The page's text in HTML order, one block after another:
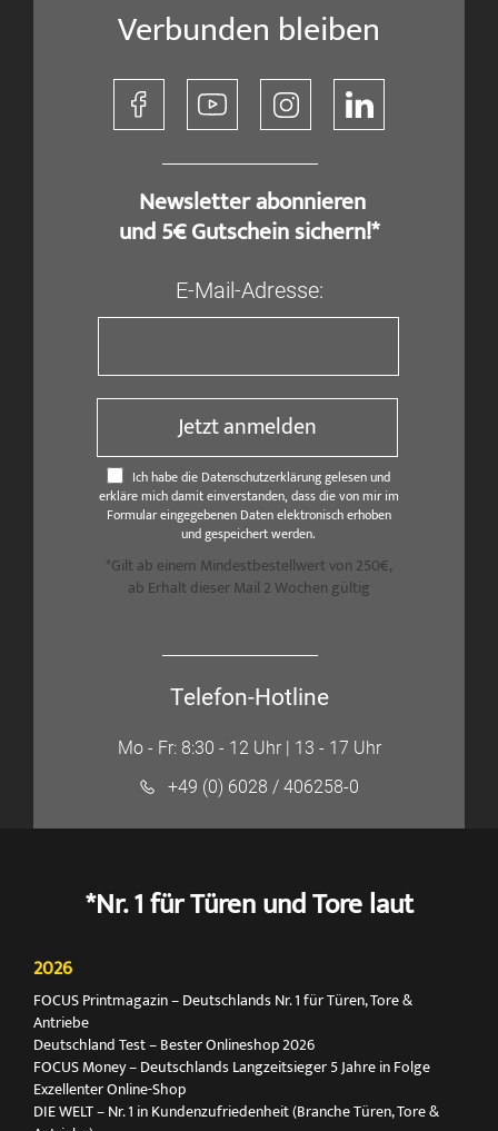
Verbunden bleiben
​ Newsletter abonnieren
und 5€ Gutschein sichern!*
E-Mail-Adresse:
Jetzt anmelden
Ich habe die Datenschutzerklärung gelesen und
erkläre mich damit einverstanden, dass die von mir im
Formular eingegebenen Daten elektronisch erhoben
und gespeichert werden.
*Gilt ab einem Mindestbestellwert von 250€,
ab Erhalt dieser Mail 2 Wochen gültig
Telefon-Hotline
Mo - Fr: 8:30 - 12 Uhr | 13 - 17 Uhr
+49 (0) 6028 / 406258-0
*Nr. 1 für Türen und Tore laut
2026
FOCUS Printmagazin – Deutschlands Nr. 1 für Türen, Tore &
Antriebe
Deutschland Test – Bester Onlineshop 2026
FOCUS Money – Deutschlands Langzeitsieger 5 Jahre in Folge
Exzellenter Online-Shop
DIE WELT – Nr. 1 in Kundenzufriedenheit (Branche Türen, Tore &